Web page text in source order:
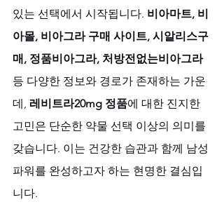
있는 선택에서 시작됩니다. 비아마트, 비
아몰, 비아그라 구매 사이트, 시알리스구
매, 정품비아그라, 처방전없는비아그라
등 다양한 정보와 경로가 존재하는 가운
데, 레비트라20mg 정품에 대한 진지한
고민은 단순한 약물 선택 이상의 의미를
갖습니다. 이는 건강한 습관과 함께 남성
파워를 완성하고자 하는 현명한 결심입
니다.